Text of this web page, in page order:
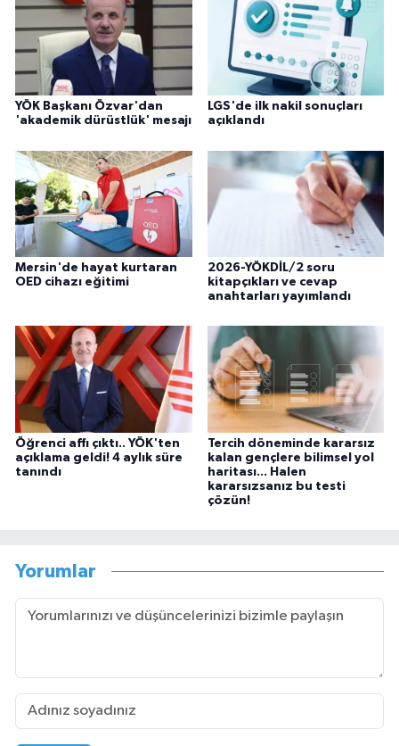
YÖK Başkanı Özvar'dan
'akademik dürüstlük' mesajı
LGS'de ilk nakil sonuçları
açıklandı
Mersin'de hayat kurtaran
OED cihazı eğitimi
2026-YÖKDİL/2 soru
kitapçıkları ve cevap
anahtarları yayımlandı
Öğrenci affı çıktı.. YÖK'ten
açıklama geldi! 4 aylık süre
tanındı
Tercih döneminde kararsız
kalan gençlere bilimsel yol
haritası... Halen
kararsızsanız bu testi
çözün!
Yorumlar